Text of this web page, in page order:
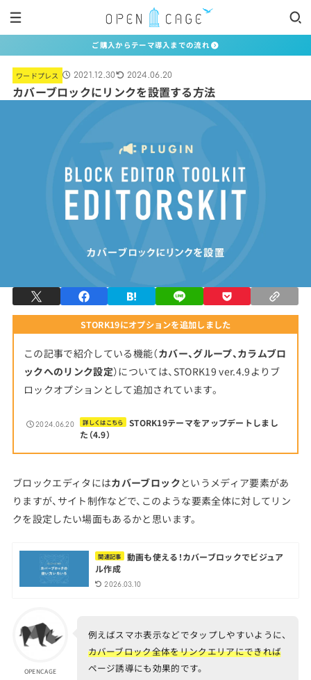
ご購入からテーマ導入までの流れ
ワードプレス 2021.12.30 2024.06.20
カバーブロックにリンクを設置する方法
STORK19にオプションを追加しました
この記事で紹介している機能（カバー、グループ、カラムブロ
ックへのリンク設定）については、STORK19 ver.4.9よりブ
ロックオプションとして追加されています。
詳しくはこちら
STORK19テーマをアップデートしまし
た（4.9）
2024.06.20
ブロックエディタにはカバーブロックというメディア要素があ
りますが、サイト制作などで、このような要素全体に対してリン
クを設定したい場面もあるかと思います。
関連記事
動画も使える！カバーブロックでビジュア
ル作成
2026.03.10
OPENCAGE
例えばスマホ表示などでタップしやすいように、
カバーブロック全体をリンクエリアにできれば
ページ誘導にも効果的です。